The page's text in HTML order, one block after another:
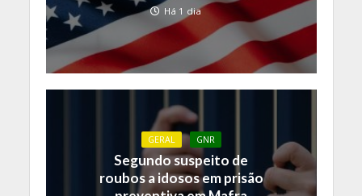
Há 1 dia
GERAL GNR
Segundo suspeito de
roubos a idosos em prisão